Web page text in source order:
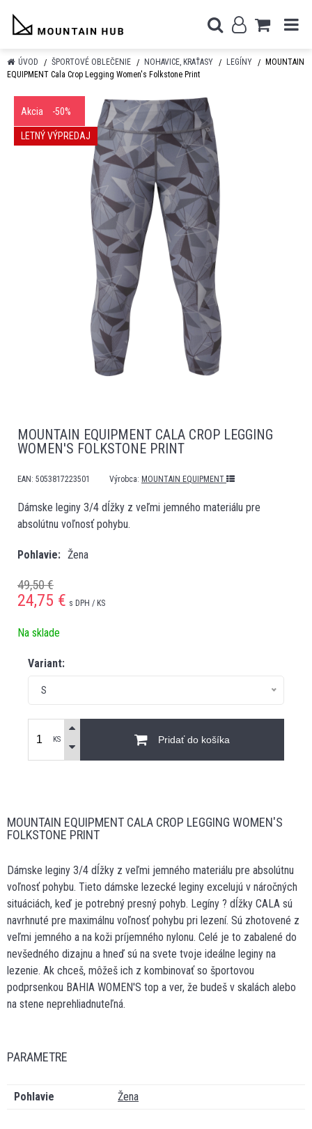
ÚVOD ŠPORTOVÉ OBLEČENIE NOHAVICE, KRAŤASY LEGÍNY
MOUNTAIN
EQUIPMENT Cala Crop Legging Women's Folkstone Print
Akcia -50%
LETNÝ VÝPREDAJ
MOUNTAIN EQUIPMENT CALA CROP LEGGING
WOMEN'S FOLKSTONE PRINT
EAN: 5053817223501 Výrobca: MOUNTAIN EQUIPMENT
Dámske leginy 3/4 dĺžky z veľmi jemného materiálu pre
absolútnu voľnosť pohybu.
Pohlavie Žena
49,50 €
24,75 € s DPH / KS
Na sklade
Variant:
S
KS Pridať do košíka
MOUNTAIN EQUIPMENT CALA CROP LEGGING WOMEN'S
FOLKSTONE PRINT
Dámske leginy 3/4 dĺžky z veľmi jemného materiálu pre absolútnu
voľnosť pohybu. Tieto dámske lezecké leginy excelujú v náročných
situáciách, keď je potrebný presný pohyb. Legíny ? dĺžky CALA sú
navrhnuté pre maximálnu voľnosť pohybu pri lezení. Sú zhotovené z
veľmi jemného a na koži príjemného nylonu. Celé je to zabalené do
nevšedného dizajnu a hneď sú na svete tvoje ideálne leginy na
lezenie. Ak chceš, môžeš ich z kombinovať so športovou
podprsenkou BAHIA WOMEN'S top a ver, že budeš v skalách alebo
na stene neprehliadnuteľná.
PARAMETRE
Pohlavie Žena